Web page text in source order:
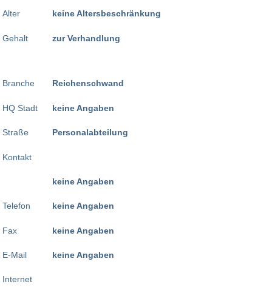
Alter
Gehalt
keine Altersbeschränkung
zur Verhandlung
Branche
HQ Stadt
Straße
Kontakt
Telefon
Fax
E-Mail
Internet
Reichenschwand
keine Angaben
Personalabteilung
keine Angaben
keine Angaben
keine Angaben
keine Angaben